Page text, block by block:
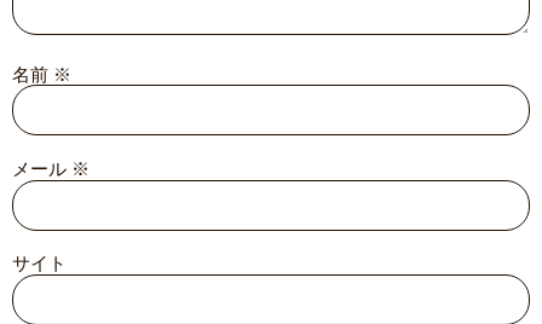
名前 ※
メール ※
サイト